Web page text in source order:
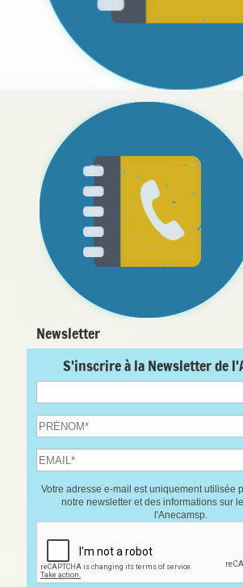
Newsletter
S'inscrire à la Newsletter de
Votre adresse e-mail est uniquement utilisée
notre newsletter et des informations sur
l'Anecamsp.